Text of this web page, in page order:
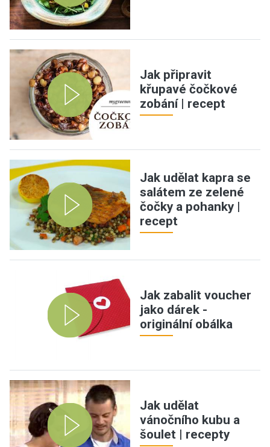
Jak připravit
křupavé čočkové
zobání | recept
Jak udělat kapra se
salátem ze zelené
čočky a pohanky |
recept
Jak zabalit voucher
jako dárek -
originální obálka
Jak udělat
vánočního kubu a
šoulet | recepty